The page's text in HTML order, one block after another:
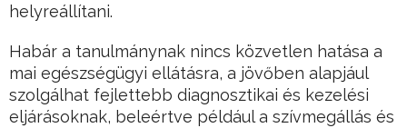
helyreállítani.
Habár a tanulmánynak nincs közvetlen hatása a
mai egészségügyi ellátásra, a jövőben alapjául
szolgálhat fejlettebb diagnosztikai és kezelési
eljárásoknak, beleértve például a szívmegállás és